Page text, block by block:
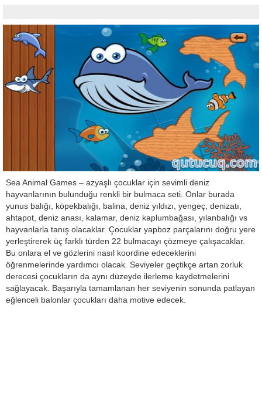
Sea Animal Games – azyaşlı çocuklar için sevimli deniz
hayvanlarının bulunduğu renkli bir bulmaca seti. Onlar burada
yunus balığı, köpekbalığı, balina, deniz yıldızı, yengeç, denizatı,
ahtapot, deniz anası, kalamar, deniz kaplumbağası, yılanbalığı vs
hayvanlarla tanış olacaklar. Çocuklar yapboz parçalarını doğru yere
yerleştirerek üç farklı türden 22 bulmacayı çözmeye çalışacaklar.
Bu onlara el ve gözlerini nasıl koordine edeceklerini
öğrenmelerinde yardımcı olacak. Seviyeler geçtikçe artan zorluk
derecesi çocukların da aynı düzeyde ilerleme kaydetmelerini
sağlayacak. Başarıyla tamamlanan her seviyenin sonunda patlayan
eğlenceli balonlar çocukları daha motive edecek.